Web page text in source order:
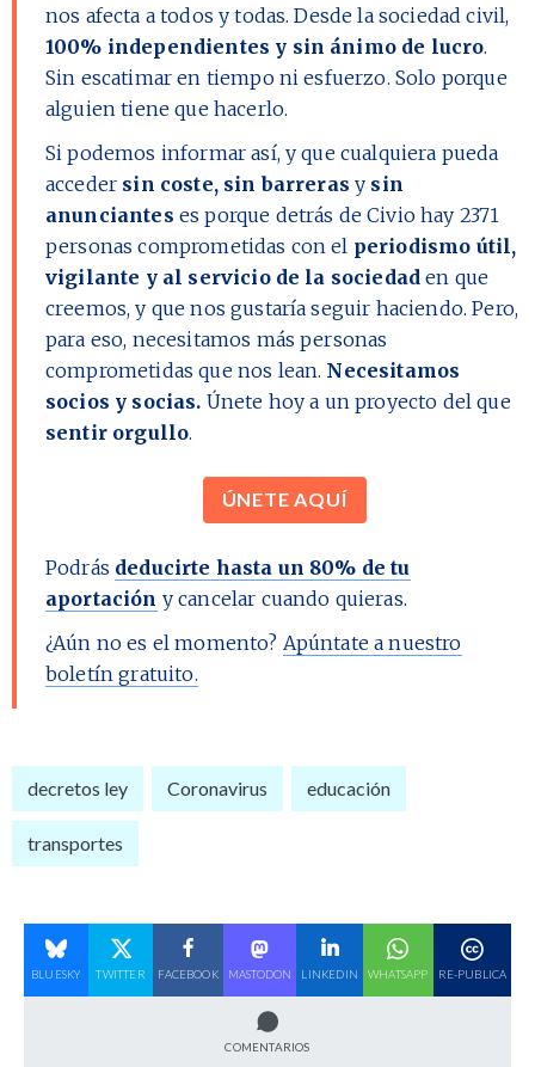
nos afecta a todos y todas. Desde la sociedad civil,
100% independientes y sin ánimo de lucro.
Sin escatimar en tiempo ni esfuerzo. Solo porque
alguien tiene que hacerlo.
Si podemos informar así, y que cualquiera pueda
acceder sin coste, sin barreras y sin
anunciantes es porque detrás de Civio hay 2371
personas comprometidas con el periodismo útil,
vigilante y al servicio de la sociedad en que
creemos, y que nos gustaría seguir haciendo. Pero,
para eso, necesitamos más personas
comprometidas que nos lean. Necesitamos
socios y socias. Únete hoy a un proyecto del que
sentir orgullo.
ÚNETE AQUÍ
Podrás deducirte hasta un 80% de tu
aportación y cancelar cuando quieras.
¿Aún no es el momento? Apúntate a nuestro
boletín gratuito.
decretos ley Coronavirus educación
transportes
BLUESKY TWITTER FACEBOOK MASTODON LINKEDIN WHATSAPP RE-PUBLICA
COMENTARIOS